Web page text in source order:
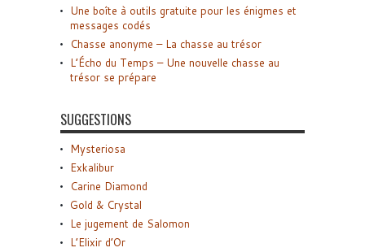
Une boîte à outils gratuite pour les énigmes et
messages codés
Chasse anonyme – La chasse au trésor
L’Écho du Temps – Une nouvelle chasse au
trésor se prépare
SUGGESTIONS
Mysteriosa
Exkalibur
Carine Diamond
Gold & Crystal
Le jugement de Salomon
L’Elixir d’Or